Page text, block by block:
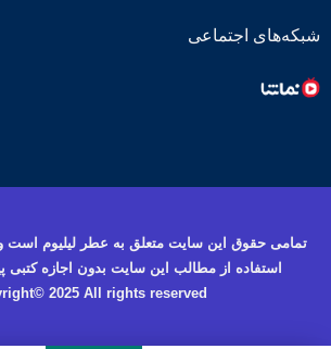
شبکه‌های اجتماعی
تمامی حقوق این سایت متعلق به عطر لیلیوم است
استفاده از مطالب این سایت بدون اجازه کتبی
2025 All rights reserved